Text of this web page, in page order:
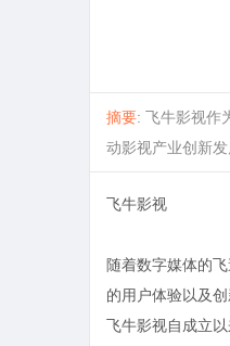
摘要: 飞牛影视作
动影视产业创新发
飞牛影视
随着数字媒体的
的用户体验以及
飞牛影视自成立